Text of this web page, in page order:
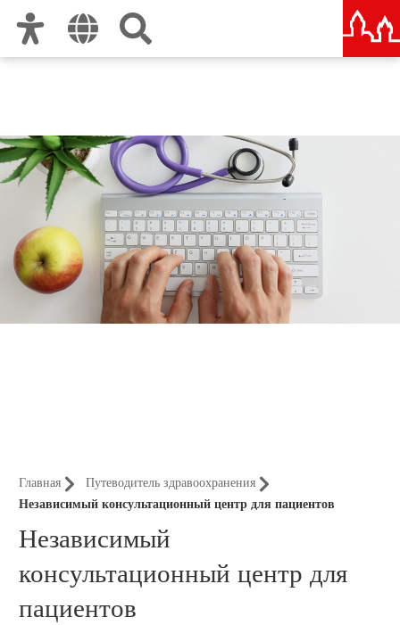
Главная
Путеводитель здравоохранения
Независимый консультационный центр для пациентов
Независимый
консультационный центр для
пациентов